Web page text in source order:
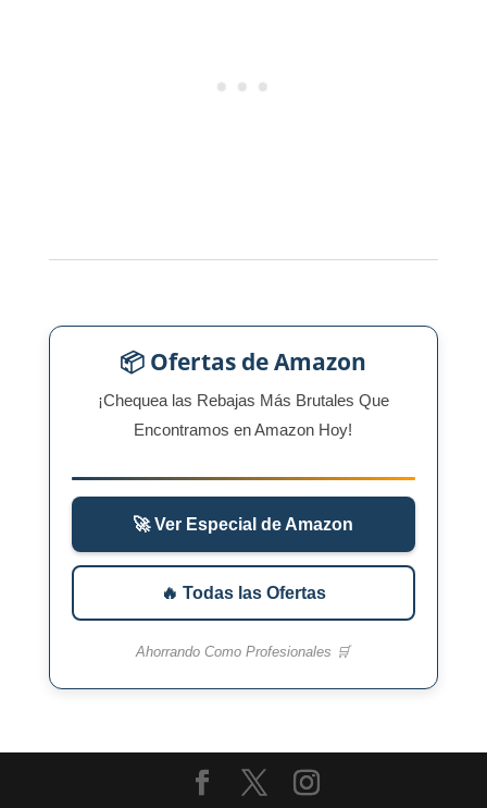
📦 Ofertas de Amazon
¡Chequea las Rebajas Más Brutales Que
Encontramos en Amazon Hoy!
🚀 Ver Especial de Amazon
🔥 Todas las Ofertas
Ahorrando Como Profesionales 🛒